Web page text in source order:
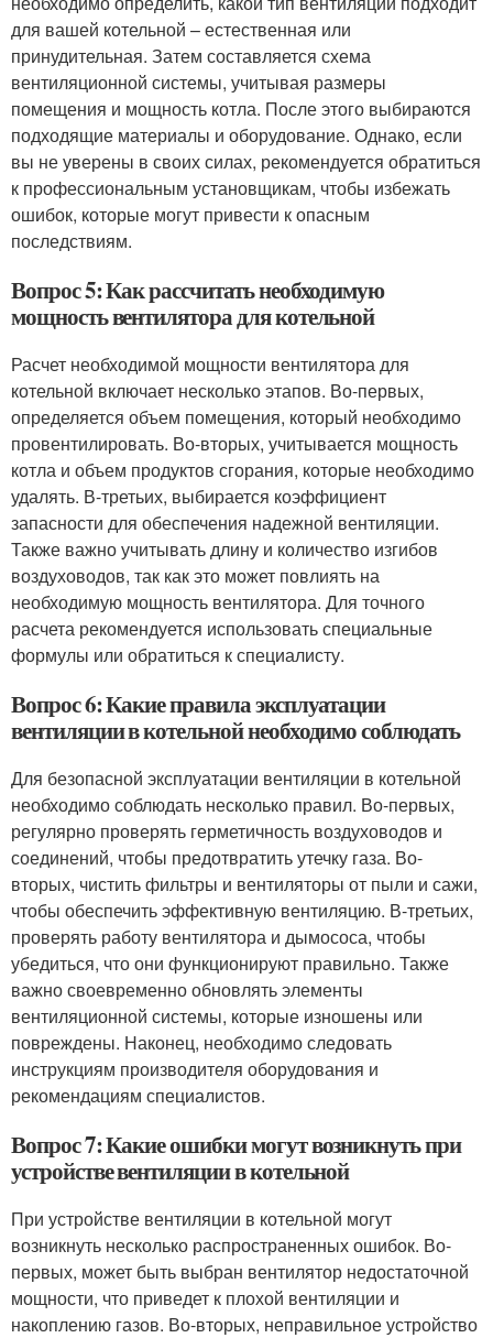
для вашей котельной – естественная или
принудительная. Затем составляется схема
вентиляционной системы, учитывая размеры
помещения и мощность котла. После этого выбираются
подходящие материалы и оборудование. Однако, если
вы не уверены в своих силах, рекомендуется обратиться
к профессиональным установщикам, чтобы избежать
ошибок, которые могут привести к опасным
последствиям.
Вопрос 5: Как рассчитать необходимую
мощность вентилятора для котельной
Расчет необходимой мощности вентилятора для
котельной включает несколько этапов. Во-первых,
определяется объем помещения, который необходимо
провентилировать. Во-вторых, учитывается мощность
котла и объем продуктов сгорания, которые необходимо
удалять. В-третьих, выбирается коэффициент
запасности для обеспечения надежной вентиляции.
Также важно учитывать длину и количество изгибов
воздуховодов, так как это может повлиять на
необходимую мощность вентилятора. Для точного
расчета рекомендуется использовать специальные
формулы или обратиться к специалисту.
Вопрос 6: Какие правила эксплуатации
вентиляции в котельной необходимо соблюдать
Для безопасной эксплуатации вентиляции в котельной
необходимо соблюдать несколько правил. Во-первых,
регулярно проверять герметичность воздуховодов и
соединений, чтобы предотвратить утечку газа. Во-
вторых, чистить фильтры и вентиляторы от пыли и сажи,
чтобы обеспечить эффективную вентиляцию. В-третьих,
проверять работу вентилятора и дымососа, чтобы
убедиться, что они функционируют правильно. Также
важно своевременно обновлять элементы
вентиляционной системы, которые изношены или
повреждены. Наконец, необходимо следовать
инструкциям производителя оборудования и
рекомендациям специалистов.
Вопрос 7: Какие ошибки могут возникнуть при
устройстве вентиляции в котельной
При устройстве вентиляции в котельной могут
возникнуть несколько распространенных ошибок. Во-
первых, может быть выбран вентилятор недостаточной
мощности, что приведет к плохой вентиляции и
накоплению газов. Во-вторых, неправильное устройство